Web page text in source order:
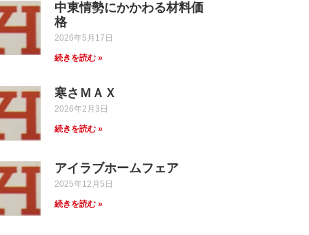
中東情勢にかかわる材料価
格
2026年5月17日
続きを読む »
寒さＭＡＸ
2026年2月3日
続きを読む »
アイラブホームフェア
2025年12月5日
続きを読む »